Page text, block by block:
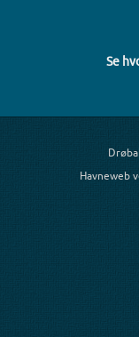
Se
Havneweb